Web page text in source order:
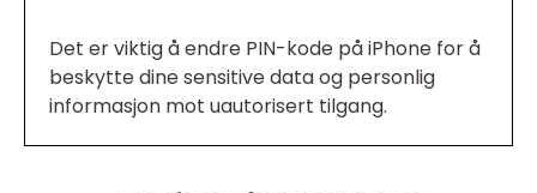
Det er viktig å endre PIN-kode på iPhone for å
beskytte dine sensitive data og personlig
informasjon mot uautorisert tilgang.